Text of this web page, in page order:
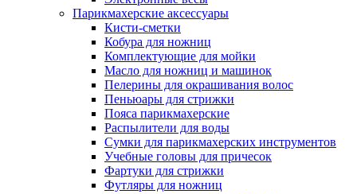
Парикмахерские аксессуары
Кисти-сметки
Кобура для ножниц
Комплектующие для мойки
Масло для ножниц и машинок
Пелерины для окрашивания волос
Пеньюары для стрижки
Пояса парикмахерские
Распылители для воды
Сумки для парикмахерских инструментов
Учебные головы для причесок
Фартуки для стрижки
Футляры для ножниц